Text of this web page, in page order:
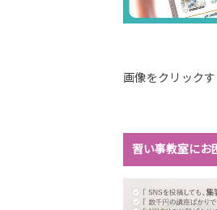
画像をクリック
習い事教室にお